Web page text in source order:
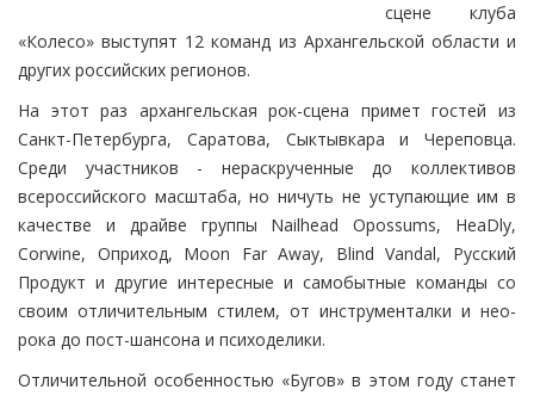
сцене клуба
«Колесо» выступят 12 команд из Архангельской области и
других российских регионов.
На этот раз архангельская рок-сцена примет гостей из
Санкт-Петербурга, Саратова, Сыктывкара и Череповца.
Среди участников - нераскрученные до коллективов
всероссийского масштаба, но ничуть не уступающие им в
качестве и драйве группы Nailhead Opossums, HeaDly,
Corwine, Оприход, Moon Far Away, Blind Vandal, Русский
Продукт и другие интересные и самобытные команды со
своим отличительным стилем, от инструменталки и нео-
рока до пост-шансона и психоделики.
Отличительной особенностью «Бугов» в этом году станет